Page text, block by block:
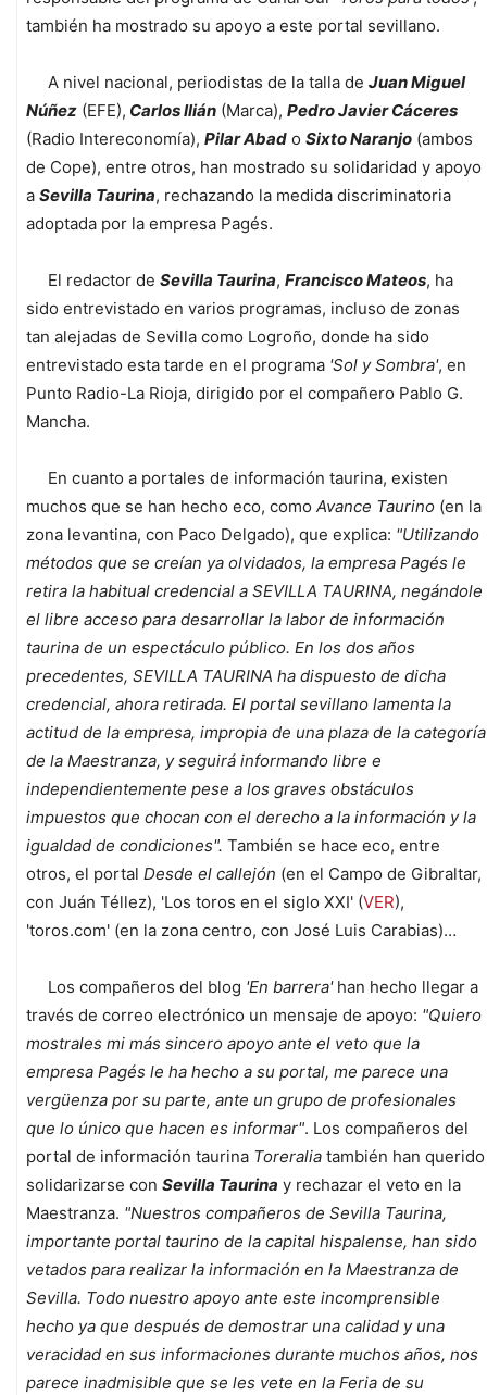
también ha mostrado su apoyo a este portal sevillano.
A nivel nacional, periodistas de la talla de Juan Miguel
Núñez (EFE), Carlos Ilián (Marca), Pedro Javier Cáceres
(Radio Intereconomía), Pilar Abad o Sixto Naranjo (ambos
de Cope), entre otros, han mostrado su solidaridad y apoyo
a Sevilla Taurina, rechazando la medida discriminatoria
adoptada por la empresa Pagés.
El redactor de Sevilla Taurina, Francisco Mateos, ha
sido entrevistado en varios programas, incluso de zonas
tan alejadas de Sevilla como Logroño, donde ha sido
entrevistado esta tarde en el programa 'Sol y Sombra', en
Punto Radio-La Rioja, dirigido por el compañero Pablo G.
Mancha.
En cuanto a portales de información taurina, existen
muchos que se han hecho eco, como Avance Taurino (en la
zona levantina, con Paco Delgado), que explica: "Utilizando
métodos que se creían ya olvidados, la empresa Pagés le
retira la habitual credencial a SEVILLA TAURINA, negándole
el libre acceso para desarrollar la labor de información
taurina de un espectáculo público. En los dos años
precedentes, SEVILLA TAURINA ha dispuesto de dicha
credencial, ahora retirada. El portal sevillano lamenta la
actitud de la empresa, impropia de una plaza de la categoría
de la Maestranza, y seguirá informando libre e
independientemente pese a los graves obstáculos
impuestos que chocan con el derecho a la información y la
igualdad de condiciones". También se hace eco, entre
otros, el portal Desde el callejón (en el Campo de Gibraltar,
con Juán Téllez), 'Los toros en el siglo XXI' (VER),
'toros.com' (en la zona centro, con José Luis Carabias)…
Los compañeros del blog 'En barrera'han hecho llegar a
través de correo electrónico un mensaje de apoyo: "Quiero
mostrales mi más sincero apoyo ante el veto que la
empresa Pagés le ha hecho a su portal, me parece una
vergüenza por su parte, ante un grupo de profesionales
que lo único que hacen es informar". Los compañeros del
portal de información taurina Toreralia también han querido
solidarizarse con Sevilla Taurina y rechazar el veto en la
Maestranza. "Nuestros compañeros de Sevilla Taurina,
importante portal taurino de la capital hispalense, han sido
vetados para realizar la información en la Maestranza de
Sevilla. Todo nuestro apoyo ante este incomprensible
hecho ya que después de demostrar una calidad y una
veracidad en sus informaciones durante muchos años, nos
parece inadmisible que se les vete en la Feria de su